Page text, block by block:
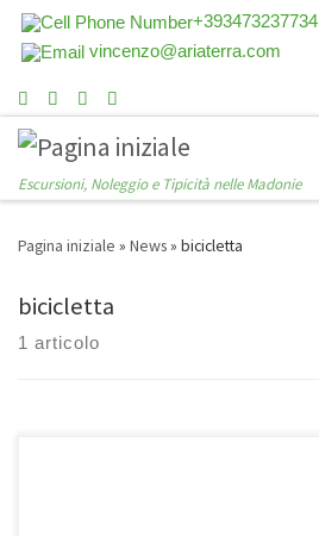
+393473237734
vincenzo@ariaterra.com
Escursioni, Noleggio e Tipicità nelle Madonie
Pagina iniziale » News» bicicletta
bicicletta
1 articolo